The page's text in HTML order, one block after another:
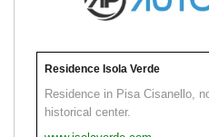
Residence Isola Verde
Residence in Pisa Cisanello,
historical center.